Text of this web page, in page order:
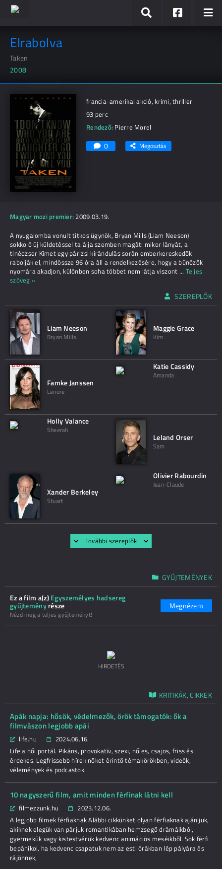
Elrabolva
Taken
2008
francia-amerikai akció, krimi, thriller
93 perc
Rendező: Pierre Morel
0 Megosztás
Magyar mozi premier: 2009.03.19.
A nyugalomba vonult titkos ügynök, Bryan Mills (Liam Neeson)
sokkoló új küldetéssel találja szemben magát: mikor lányát, a
tinédzser Kimet egy párizsi kirándulás során emberkereskedők
rabolják el, mindössze 96 óra áll a rendelkezésére, hogy a bűnözők
nyomára akadjon, különben soha többet nem látja viszont ... Teljes
szöveg »
SZEREPLŐK
Liam Neeson
Bryan Mills
Maggie Grace
Kim
Famke Janssen
Lenore
Katie Cassidy
Amanda
Holly Valance
Sheerah
Leland Orser
Sam
Xander Berkeley
Stuart
Olivier Rabourdin
Jean-Claude
További szereplők
GYŰJTEMÉNYEK
Ez a film a(z)Egyszemélyes hadsereg
gyűjteményrésze
Nézd meg a teljes gyűjteményt!
Megnézem
HIRDETÉS
KRITIKÁK, CIKKEK
Apák napja: hősök, védelmezők, örök támogatók: ők a
filmvászon legjobb apái
life.hu
2024.06.16.
Life a női portál. Pikáns, provokatív, szexi, nőies, csajos, friss és
érdekes. Legfrissebb hírek nőket érintő témakörökben, videók,
vélemények és podcastok.
10 nagyszerű film, amit minden férfinak látni kell
filmezzunk.hu
2023.12.06.
A legjobb filmek férfiaknak Alábbi cikkünket olyan férfiaknak ajánljuk,
akiknek elegük van párjuk romantikában hemzsegő drámáikból,
gyermekük vagy kistestvérük kedvenc animációs meséikből. Sok férfi
bepánikol, ha kedvenc csapatuk nem az esti órákban lép pályára és
rájönnek,